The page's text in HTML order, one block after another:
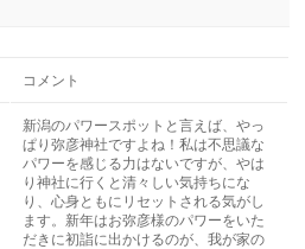
コメント
新潟のパワースポットと言えば、やっ
ぱり弥彦神社ですよね！私は不思議な
パワーを感じる力はないですが、やは
り神社に行くと清々しい気持ちにな
り、心身ともにリセットされる気がし
ます。新年はお弥彦様のパワーをいた
だきに初詣に出かけるのが、我が家の